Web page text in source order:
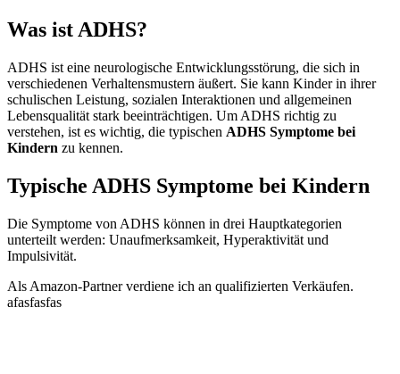
Was ist ADHS?
ADHS ist eine neurologische Entwicklungsstörung, die sich in
verschiedenen Verhaltensmustern äußert. Sie kann Kinder in ihrer
schulischen Leistung, sozialen Interaktionen und allgemeinen
Lebensqualität stark beeinträchtigen. Um ADHS richtig zu
verstehen, ist es wichtig, die typischen ADHS Symptome bei
Kindern zu kennen.
Typische ADHS Symptome bei Kindern
Die Symptome von ADHS können in drei Hauptkategorien
unterteilt werden: Unaufmerksamkeit, Hyperaktivität und
Impulsivität.
Als Amazon-Partner verdiene ich an qualifizierten Verkäufen.
afasfasfas